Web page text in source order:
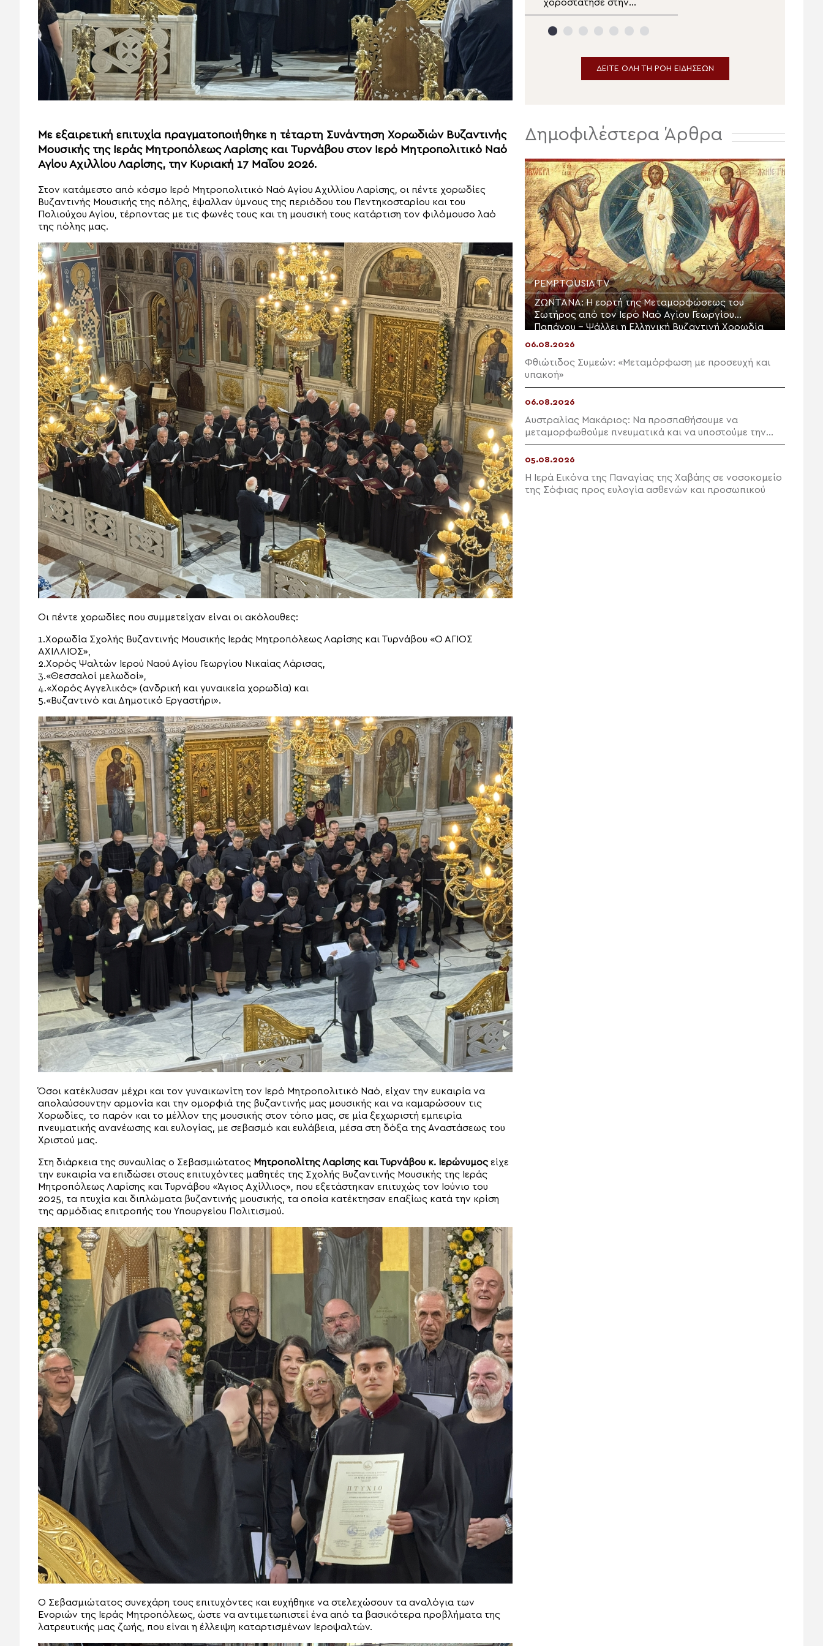
Με εξαιρετική επιτυχία πραγματοποιήθηκε η τέταρτη Συνάντηση Χορωδιών Βυζαντινής
Μουσικής της Ιεράς Μητροπόλεως Λαρίσης και Τυρνάβου στον Ιερό Μητροπολιτικό Ναό
Αγίου Αχιλλίου Λαρίσης, την Κυριακή 17 Μαΐου 2026.
Στον κατάμεστο από κόσμο Ιερό Μητροπολιτικό Ναό Αγίου Αχιλλίου Λαρίσης, οι πέντε χορωδίες
Βυζαντινής Μουσικής της πόλης, έψαλλαν ύμνους της περιόδου του Πεντηκοσταρίου και του
Πολιούχου Αγίου, τέρποντας με τις φωνές τους και τη μουσική τους κατάρτιση τον φιλόμουσο λαό
της πόλης μας.
Οι πέντε χορωδίες που συμμετείχαν είναι οι ακόλουθες:
1.Χορωδία Σχολής Βυζαντινής Μουσικής Ιεράς Μητροπόλεως Λαρίσης και Τυρνάβου «Ο ΑΓΙΟΣ
ΑΧΙΛΛΙΟΣ»,
2.Χορός Ψαλτών Ιερού Ναού Αγίου Γεωργίου Νικαίας Λάρισας,
3.«Θεσσαλοί μελωδοί»,
4.«Χορός Αγγελικός» (ανδρική και γυναικεία χορωδία) και
5.«Βυζαντινό και Δημοτικό Εργαστήρι».
Όσοι κατέκλυσαν μέχρι και τον γυναικωνίτη τον Ιερό Μητροπολιτικό Ναό, είχαν την ευκαιρία να
απολαύσουντην αρμονία και την ομορφιά της βυζαντινής μας μουσικής και να καμαρώσουν τις
Χορωδίες, το παρόν και το μέλλον της μουσικής στον τόπο μας, σε μία ξεχωριστή εμπειρία
πνευματικής ανανέωσης και ευλογίας, με σεβασμό και ευλάβεια, μέσα στη δόξα της Αναστάσεως του
Χριστού μας.
Στη διάρκεια της συναυλίας ο Σεβασμιώτατος Μητροπολίτης Λαρίσης και Τυρνάβου κ. Ιερώνυμος είχε
την ευκαιρία να επιδώσει στους επιτυχόντες μαθητές της Σχολής Βυζαντινής Μουσικής της Ιεράς
Μητροπόλεως Λαρίσης και Τυρνάβου «Άγιος Αχίλλιος», που εξετάστηκαν επιτυχώς τον Ιούνιο του
2025, τα πτυχία και διπλώματα βυζαντινής μουσικής, τα οποία κατέκτησαν επαξίως κατά την κρίση
της αρμόδιας επιτροπής του Υπουργείου Πολιτισμού.
Ο Σεβασμιώτατος συνεχάρη τους επιτυχόντες και ευχήθηκε να στελεχώσουν τα αναλόγια των
Ενοριών της Ιεράς Μητροπόλεως, ώστε να αντιμετωπιστεί ένα από τα βασικότερα προβλήματα της
λατρευτικής μας ζωής, που είναι η έλλειψη καταρτισμένων Ιεροψαλτών.
Παραχωρήθηκε τμήμα
στρατοπέδου για
κοινωφελή σκοπό
χοροστάτησε στην
Ακολουθία του Μεγάλου
Παρακλητικού Κανόνα
ΔΕΙΤΕ ΟΛΗ ΤΗ ΡΟΗ ΕΙΔΗΣΕΩΝ
Δημοφιλέστερα Άρθρα
PEMPTOUSIA TV
ΖΩΝΤΑΝΑ: Η εορτή της Μεταμορφώσεως του
Σωτήρος από τον Ιερό Ναό Αγίου Γεωργίου
Παπάγου – Ψάλλει η Ελληνική Βυζαντινή Χορωδία
06.08.2026
Φθιώτιδος Συμεών: «Μεταμόρφωση με προσευχή και
υπακοή»
06.08.2026
Αυστραλίας Μακάριος: Να προσπαθήσουμε να
μεταμορφωθούμε πνευματικά και να υποστούμε την
«καλή αλλοίωση»
05.08.2026
Η Ιερά Εικόνα της Παναγίας της Χαβάης σε νοσοκομείο
της Σόφιας προς ευλογία ασθενών και προσωπικού